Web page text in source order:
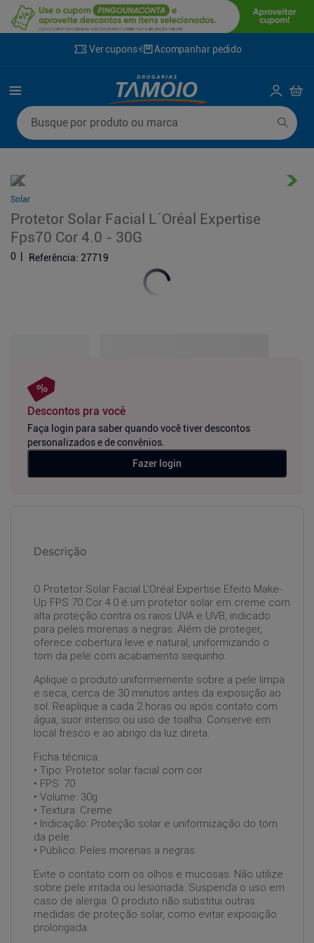
Ver cupons Acompanhar pedido
Busque por produto ou marca
Solar
Protetor Solar Facial L´Oréal Expertise
Fps70 Cor 4.0 - 30G
0 Referência: 27719
Descontos pra você
Faça login para saber quando você tiver descontos
personalizados e de convênios.
Fazer login
Descrição
O Protetor Solar Facial L’Oréal Expertise Efeito Make-
Up FPS 70 Cor 4.0 é um protetor solar em creme com
alta proteção contra os raios UVA e UVB, indicado
para peles morenas a negras. Além de proteger,
oferece cobertura leve e natural, uniformizando o
tom da pele com acabamento sequinho.
Aplique o produto uniformemente sobre a pele limpa
e seca, cerca de 30 minutos antes da exposição ao
sol. Reaplique a cada 2 horas ou após contato com
água, suor intenso ou uso de toalha. Conserve em
local fresco e ao abrigo da luz direta.
Ficha técnica:
• Tipo: Protetor solar facial com cor
• FPS: 70
• Volume: 30g
• Textura: Creme
• Indicação: Proteção solar e uniformização do tom
da pele
• Público: Peles morenas a negras
Evite o contato com os olhos e mucosas. Não utilize
sobre pele irritada ou lesionada. Suspenda o uso em
caso de alergia. O produto não substitui outras
medidas de proteção solar, como evitar exposição
prolongada.
Termos mais buscados
º fralda xg
10